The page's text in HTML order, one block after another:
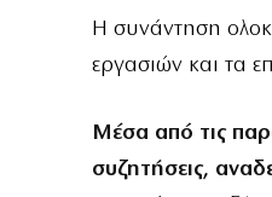
Η συνάντηση
εργασιών και τα
Μέσα από τις
συζητήσεις,